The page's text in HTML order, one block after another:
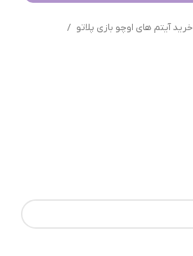
خرید آیتم های اوچو بازی پلاتو